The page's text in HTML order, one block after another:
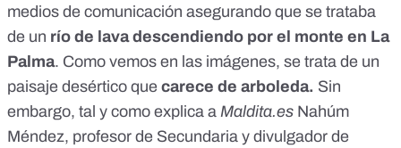
medios de comunicación asegurando que se trataba
de un río de lava descendiendo por el monte en La
Palma. Como vemos en las imágenes, se trata de un
paisaje desértico que carece de arboleda. Sin
embargo, tal y como explica a Maldita.es Nahúm
Méndez, profesor de Secundaria y divulgador de